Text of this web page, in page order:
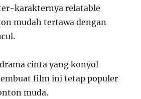
karakternya relatable
mudah tertawa dengan
cinta yang konyol
film ini tetap populer
muda.